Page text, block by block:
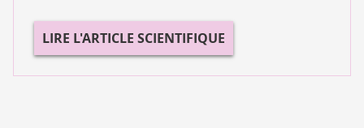
LIRE L'ARTICLE SCIENTIFIQUE